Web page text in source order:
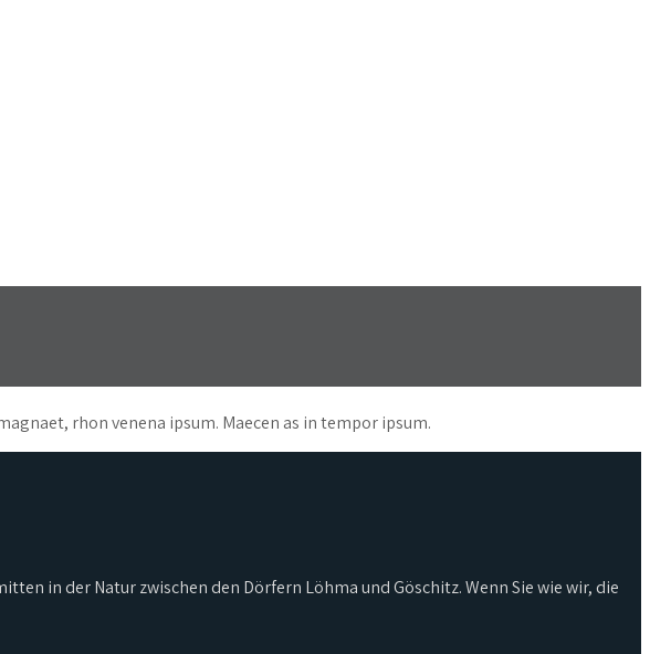
rhon venena ipsum. Maecen as in tempor ipsum.
in der Natur zwischen den Dörfern Löhma und Göschitz. Wenn Sie wie wir, die